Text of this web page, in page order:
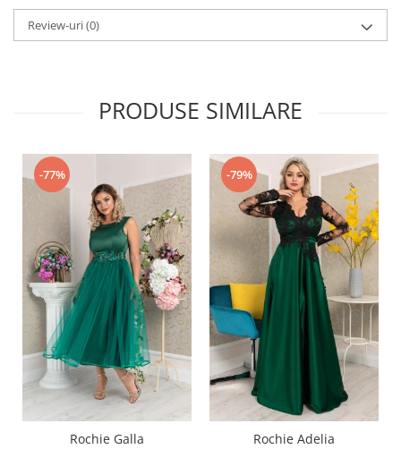
Review-uri(0)
PRODUSE SIMILARE
-77%
Rochie Galla
-79%
Rochie Adelia